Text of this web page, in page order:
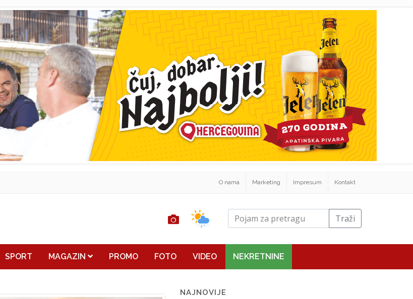
O nama Marketing Impresum Kontakt
Traži
SPORT MAGAZIN PROMO FOTO VIDEO NEKRETNINE
NAJNOVIJE